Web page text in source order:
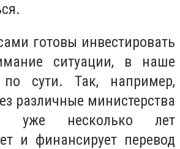
готовы инвестировать
ситуации, в наше
по сути. Так, например,
различные министерства
уже несколько лет
и финансирует перевод